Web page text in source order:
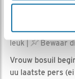
1e
Emil | Geplaatst
leuk| Bewaar
Vrouw bosuil
uu laatste pers